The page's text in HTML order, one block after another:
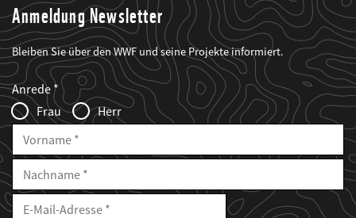
Anmeldung Newsletter
Bleiben Sie über den WWF und seine Projekte informiert.
Web2Case
Infofelder
Fieldset
anrede_name
Anrede
Frau
Herr
Vorname
Nachname
E-
Mailadresse
E-